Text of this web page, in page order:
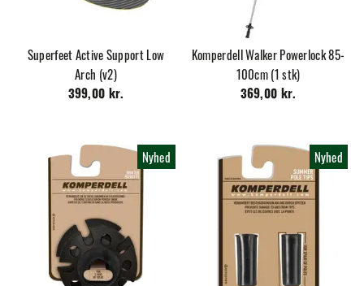
Superfeet Active Support Low
Arch (v2)
399,00 kr.
Komperdell Walker Powerlock 85-
100cm (1 stk)
369,00 kr.
Nyhed Nyhed